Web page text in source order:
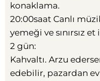
konaklama.
20:00saat Canlı
yemeği ve sınırsız et
2 gün:
Kahvaltı. Arzu
edebilir, pazardan